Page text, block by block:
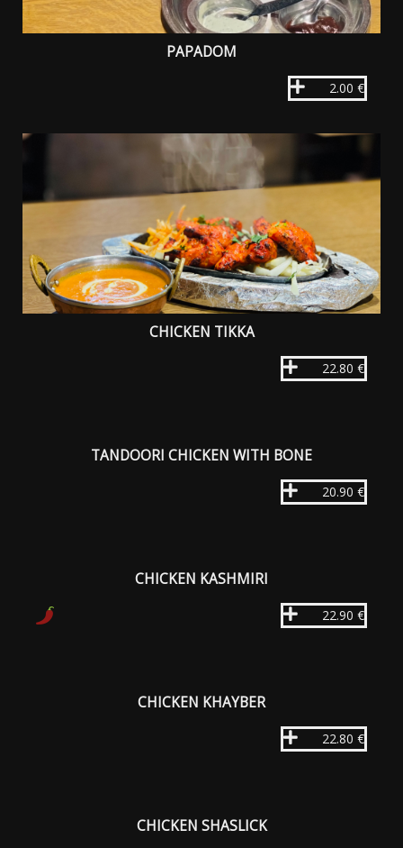
PAPADOM
2.00 €
CHICKEN TIKKA
22.80 €
TANDOORI CHICKEN WITH BONE
20.90 €
CHICKEN KASHMIRI
22.90 €
CHICKEN KHAYBER
22.80 €
CHICKEN SHASLICK